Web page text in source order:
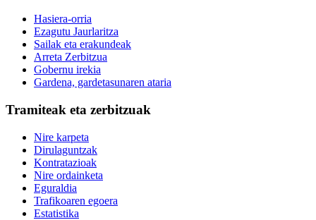
Hasiera-orria
Ezagutu Jaurlaritza
Sailak eta erakundeak
Arreta Zerbitzua
Gobernu irekia
Gardena, gardetasunaren ataria
Tramiteak eta zerbitzuak
Nire karpeta
Dirulaguntzak
Kontratazioak
Nire ordainketa
Eguraldia
Trafikoaren egoera
Estatistika